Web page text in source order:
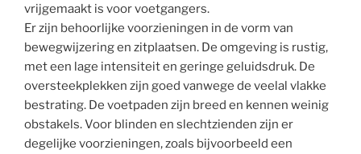
vrijgemaakt is voor voetgangers.
Er zijn behoorlijke voorzieningen in de vorm van
bewegwijzering en zitplaatsen. De omgeving is rustig,
met een lage intensiteit en geringe geluidsdruk. De
oversteekplekken zijn goed vanwege de veelal vlakke
bestrating. De voetpaden zijn breed en kennen weinig
obstakels. Voor blinden en slechtzienden zijn er
degelijke voorzieningen, zoals bijvoorbeeld een